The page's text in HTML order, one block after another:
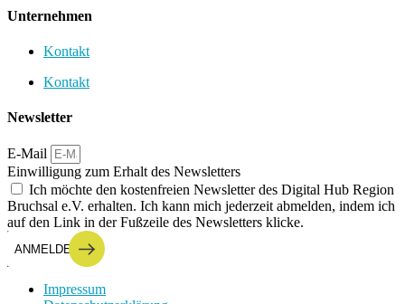
Unternehmen
Kontakt
Kontakt
Newsletter
E-Mail
Einwilligung zum Erhalt des Newsletters
Ich möchte den kostenfreien Newsletter des Digital Hub Region
Bruchsal e.V. erhalten. Ich kann mich jederzeit abmelden, indem ich
auf den Link in der Fußzeile des Newsletters klicke.
ANMELDEN
Impressum